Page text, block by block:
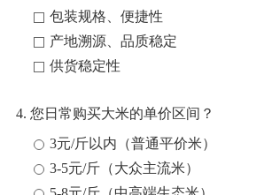
包装规格、便捷性
产地溯源、品质稳定
供货稳定性
4. 您日常购买大米的单价区间？
3元/斤以内（普通平价米）
3-5元/斤（大众主流米）